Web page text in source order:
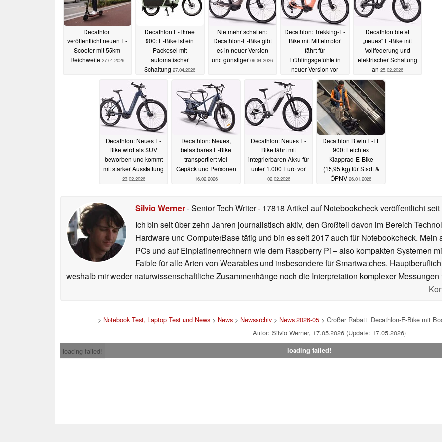
Decathlon
veröffentlicht neuen E-
Scooter mit 55km
Reichweite 27.04.2026
Decathlon E-Three
900: E-Bike ist ein
Packesel mit
automatischer
Schaltung 27.04.2026
Nie mehr schalten:
Decathlon-E-Bike gibt
es in neuer Version
und günstiger 06.04.2026
Decathlon: Trekking-E-
Bike mit Mittelmotor
fährt für
Frühlingsgefühle in
neuer Version vor
01.03.2026
Decathlon bietet
„neues“ E-Bike mit
Vollfederung und
elektrischer Schaltung
an 25.02.2026
Decathlon: Neues E-
Bike wird als SUV
beworben und kommt
mit starker Ausstattung
23.02.2026
Decathlon: Neues,
belastbares E-Bike
transportiert viel
Gepäck und Personen
16.02.2026
Decathlon: Neues E-
Bike fährt mit
integrierbaren Akku für
unter 1.000 Euro vor
02.02.2026
Decathlon Btwin E-FL
900: Leichtes
Klapprad-E-Bike
(15,95 kg) für Stadt &
ÖPNV 26.01.2026
Silvio Werner- Senior Tech Writer- 17818 Artikel auf Notebookcheck veröffentlichtseit
Ich bin seit über zehn Jahren journalistisch aktiv, den Großteil davon im Bereich
Hardware und ComputerBase tätig und bin es seit 2017 auch für Notebookcheck.
PCs und auf Einplatinenrechnern wie dem Raspberry Pi – also kompakten Systemen
Faible für alle Arten von Wearables und insbesondere für Smartwatches.
weshalb mir weder naturwissenschaftliche Zusammenhänge noch die Interpretation komplexer Messungen
> Notebook Test, Laptop Test und News> News> Newsarchiv> News 2026-05> Großer Rabatt: Decathlon-E-Bike mit
Autor: Silvio Werner, 17.05.2026 (Update: 17.05.2026)
loading failed!
loading failed!